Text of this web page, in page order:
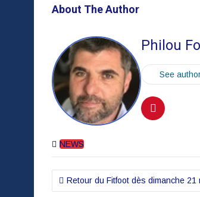
About The Author
Philou
See
NEWS
Navigation
de Retour du Fitfoot dès dimanche 21